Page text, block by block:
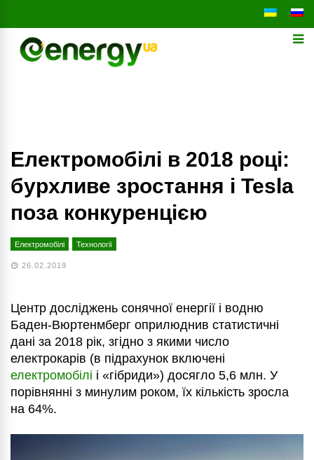
Електромобілі в 2018 році:
бурхливе зростання і Tesla
поза конкуренцією
Електромобілі Технології
26.02.2019
Центр досліджень сонячної енергії і водню
Баден-Вюртенмберг оприлюднив статистичні
дані за 2018 рік, згідно з якими число
електрокарів (в підрахунок включені
електромобілі і «гібриди») досягло 5,6 млн. У
порівнянні з минулим роком, їх кількість зросла
на 64%.